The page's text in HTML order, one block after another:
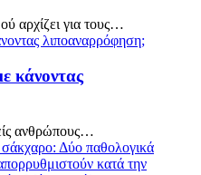
αρχίζει για τους…
κάνοντας
ανθρώπους…